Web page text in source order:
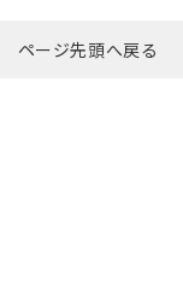
ページ先頭へ戻る